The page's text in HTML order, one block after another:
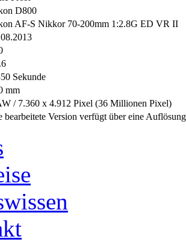
D800
AF-S Nikkor 70-200mm 1:2.8G ED VR II
Sekunde
mm
/ 7.360 x 4.912 Pixel (36 Millionen Pixel)
bearbeitete Version verfügt über eine